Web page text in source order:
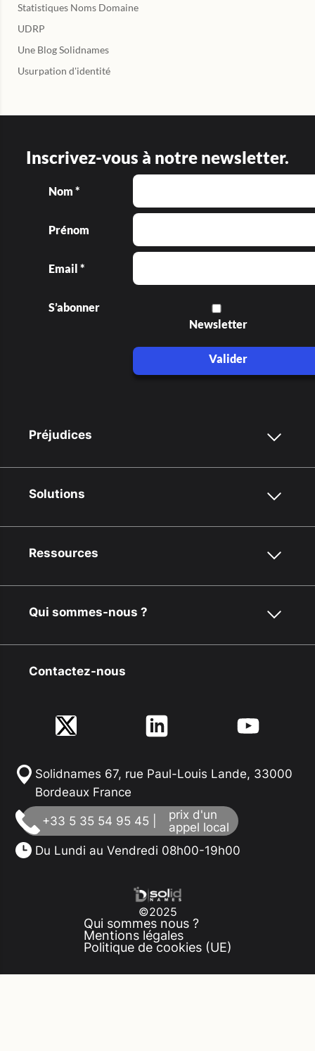
Statistiques Noms Domaine
UDRP
Une Blog Solidnames
Usurpation d'identité
Inscrivez-vous à notre newsletter.
Nom *
Prénom
Email *
S’abonner
Newsletter
Valider
Préjudices
Solutions
Ressources
Qui sommes-nous ?
Contactez-nous
Solidnames 67, rue Paul-Louis Lande, 33000
Bordeaux France
+33 5 35 54 95 45 |
prix d'un
appel local
Du Lundi au Vendredi 08h00-19h00
©2025
Qui sommes nous ?
Mentions légales
Politique de cookies (UE)